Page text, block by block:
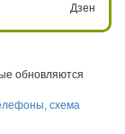
Дзен
обновляются
схема